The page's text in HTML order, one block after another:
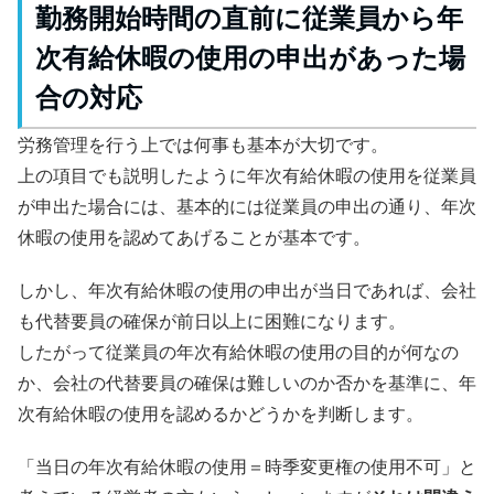
勤務開始時間の直前に従業員から年
次有給休暇の使用の申出があった場
合の対応
労務管理を行う上では何事も基本が大切です。
上の項目でも説明したように年次有給休暇の使用を従業員
が申出た場合には、基本的には従業員の申出の通り、年次
休暇の使用を認めてあげることが基本です。
しかし、年次有給休暇の使用の申出が当日であれば、会社
も代替要員の確保が前日以上に困難になります。
したがって従業員の年次有給休暇の使用の目的が何なの
か、会社の代替要員の確保は難しいのか否かを基準に、年
次有給休暇の使用を認めるかどうかを判断します。
「当日の年次有給休暇の使用＝時季変更権の使用不可」と